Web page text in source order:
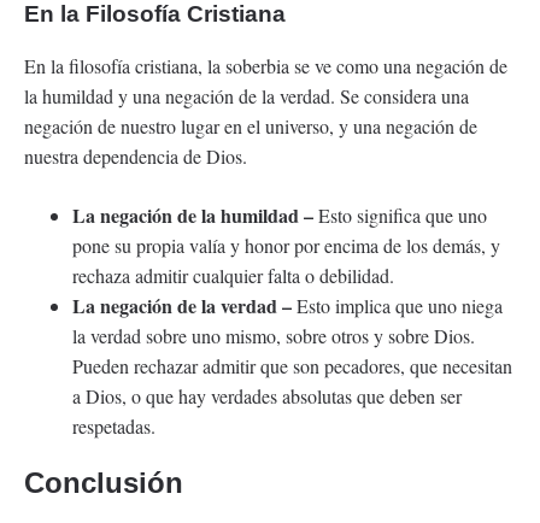
En la Filosofía Cristiana
En la filosofía cristiana, la soberbia se ve como una negación de
la humildad y una negación de la verdad. Se considera una
negación de nuestro lugar en el universo, y una negación de
nuestra dependencia de Dios.
La negación de la humildad –Esto significa que uno
pone su propia valía y honor por encima de los demás, y
rechaza admitir cualquier falta o debilidad.
La negación de la verdad –Esto implica que uno niega
la verdad sobre uno mismo, sobre otros y sobre Dios.
Pueden rechazar admitir que son pecadores, que necesitan
a Dios, o que hay verdades absolutas que deben ser
respetadas.
Conclusión